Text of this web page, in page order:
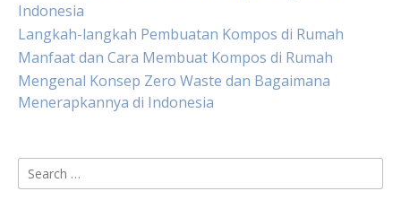
Indonesia
Langkah-langkah Pembuatan Kompos di Rumah
Manfaat dan Cara Membuat Kompos di Rumah
Mengenal Konsep Zero Waste dan Bagaimana
Menerapkannya di Indonesia
Search
for: